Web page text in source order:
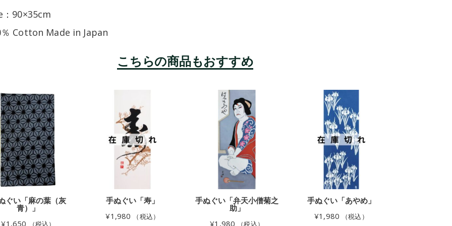
：90×35cm
％ Cotton Made in Japan
ぐい「麻の葉（灰
青）」
¥1,650 （税込）
手ぬぐい「寿」
¥1,980 （税込）
手ぬぐい「弁天小僧菊之
助」
¥1,980 （税込）
手ぬぐい「あやめ」
¥1,980 （税込）